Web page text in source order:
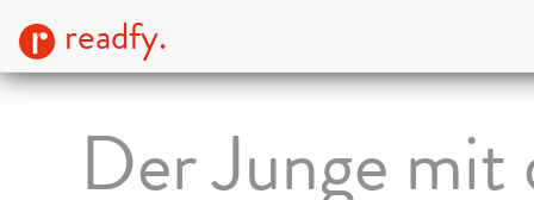
readfy.
Der Junge mit